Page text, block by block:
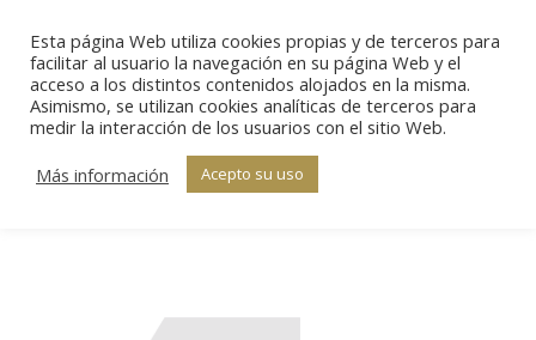
Premios
Esta página Web utiliza cookies propias y de terceros para
facilitar al usuario la navegación en su página Web y el
acceso a los distintos contenidos alojados en la misma.
Asimismo, se utilizan cookies analíticas de terceros para
medir la interacción de los usuarios con el sitio Web.
Más información
Acepto su uso